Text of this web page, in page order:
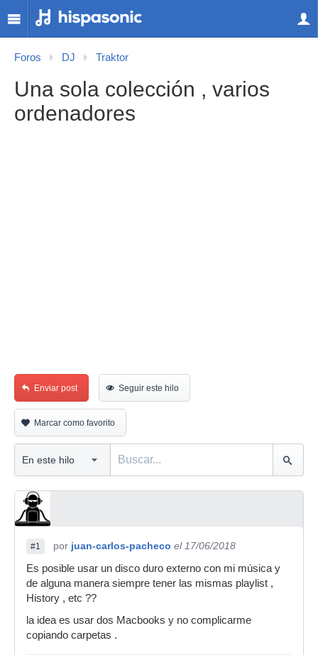
Foros DJ Traktor
Una sola colección , varios
ordenadores
Enviar post Seguir este hilo
Marcar como favorito
#1 por juan-carlos-pacheco el 17/06/2018
Es posible usar un disco duro externo con mi música y
de alguna manera siempre tener las mismas playlist ,
History , etc ??
la idea es usar dos Macbooks y no complicarme
copiando carpetas .